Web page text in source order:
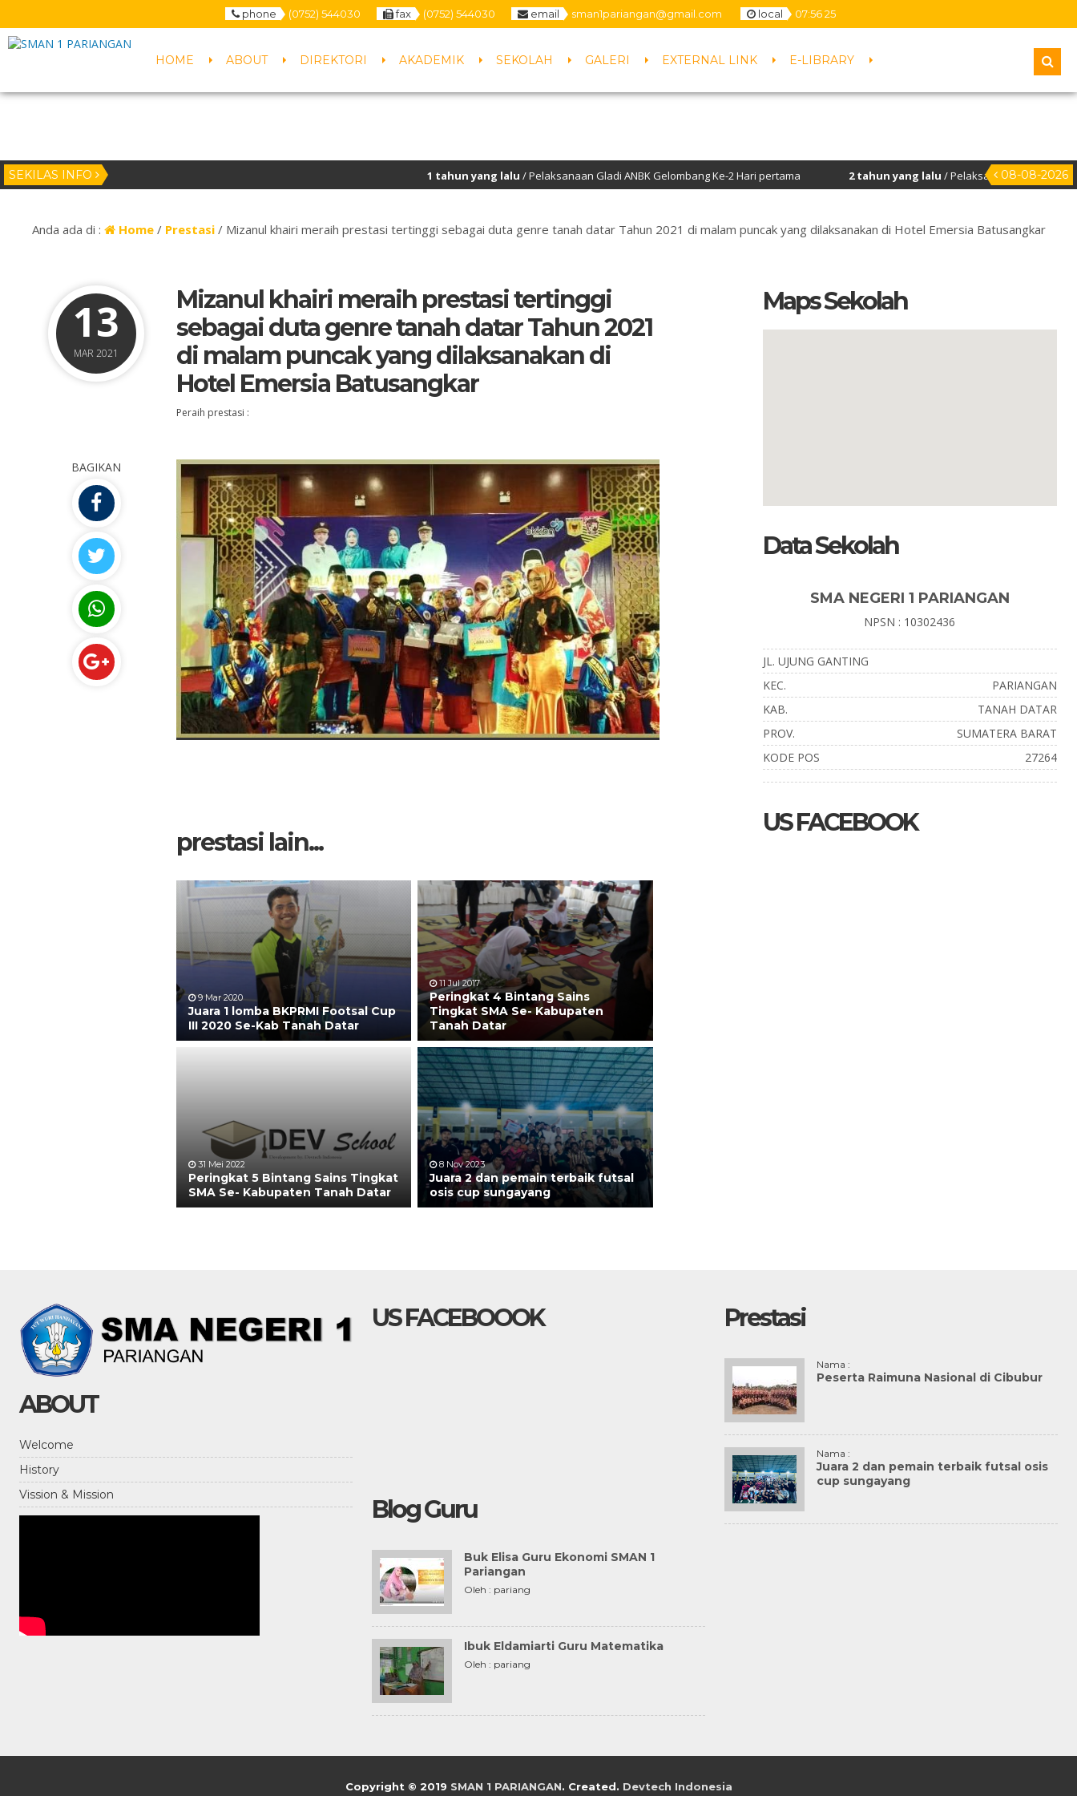
phone (0752) 544030 fax (0752) 544030 email sman1pariangan@gmail.com local 07:5625
HOME ABOUT DIREKTORI AKADEMIK SEKOLAH GALERI EXTERNAL LINK E-LIBRARY
SEKILAS INFO 08-08-2026
1 tahun yang lalu/ Pelaksanaan Gladi ANBK Gelombang Ke-2 Hari pertama 2 tahun yang lalu/ Pelaksanaan Penilaian Kinerja
Anda ada di : Home/ Prestasi/ Mizanul khairi meraih prestasi tertinggi sebagai duta genre tanah datar Tahun 2021 di malam puncak yang dilaksanakan di Hotel Emersia Batusangkar
13
MAR 2021
Mizanul khairi meraih prestasi tertinggi
sebagai duta genre tanah datar Tahun 2021
di malam puncak yang dilaksanakan di
Hotel Emersia Batusangkar
Peraih prestasi :
BAGIKAN
prestasi lain...
9 Mar 2020
Juara 1 lomba BKPRMI Footsal Cup
III 2020 Se-Kab Tanah Datar
11 Jul 2017
Peringkat 4 Bintang Sains
Tingkat SMA Se- Kabupaten
Tanah Datar
31 Mei 2022
Peringkat 5 Bintang Sains Tingkat
SMA Se- Kabupaten Tanah Datar
8 Nov 2023
Juara 2 dan pemain terbaik futsal
osis cup sungayang
Maps Sekolah
Data Sekolah
SMA NEGERI 1 PARIANGAN
NPSN : 10302436
JL. UJUNG GANTING
KEC.
PARIANGAN
KAB.
TANAH DATAR
PROV.
SUMATERA BARAT
KODE POS
27264
US FACEBOOK
ABOUT
Welcome
History
Vission & Mission
US FACEBOOOK
Blog Guru
Buk Elisa Guru Ekonomi SMAN 1
Pariangan
Oleh : pariang
Ibuk Eldamiarti Guru Matematika
Oleh : pariang
Prestasi
Nama :
Peserta Raimuna Nasional di Cibubur
Nama :
Juara 2 dan pemain terbaik futsal osis
cup sungayang
Copyright © 2019 SMAN 1 PARIANGAN. Created. Devtech Indonesia